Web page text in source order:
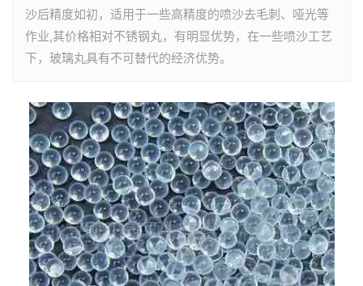
沙后精度如初，适用于一些高精度的喷沙去毛刺、哑光等
作业,其价格相对不锈钢丸，有明显优势，在一些喷沙工艺
下，玻璃丸具有不可替代的经济优势。